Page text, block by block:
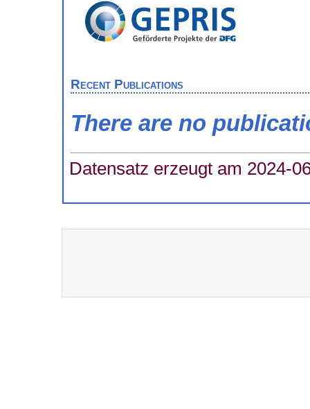
Recent Publications
There are no
Datensatz erzeugt am 2024-